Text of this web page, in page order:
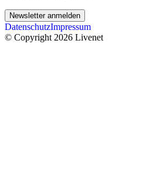
Newsletter anmelden
DatenschutzImpressum
© Copyright 2026 Livenet